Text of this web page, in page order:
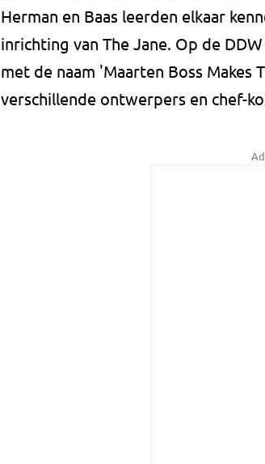
Herman en Baas leerden elkaar
inrichting van The Jane. Op de
met de naam 'Maarten Boss Makes
verschillende ontwerpers en chef-